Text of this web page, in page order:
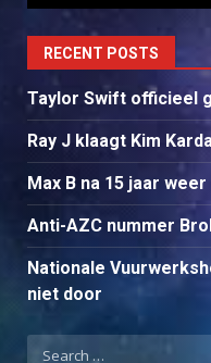
RECENT POSTS
Taylor Swift officieel
Ray J klaagt Kim
Max B na 15 jaar
Anti-AZC nummer
Nationale
niet door
Search